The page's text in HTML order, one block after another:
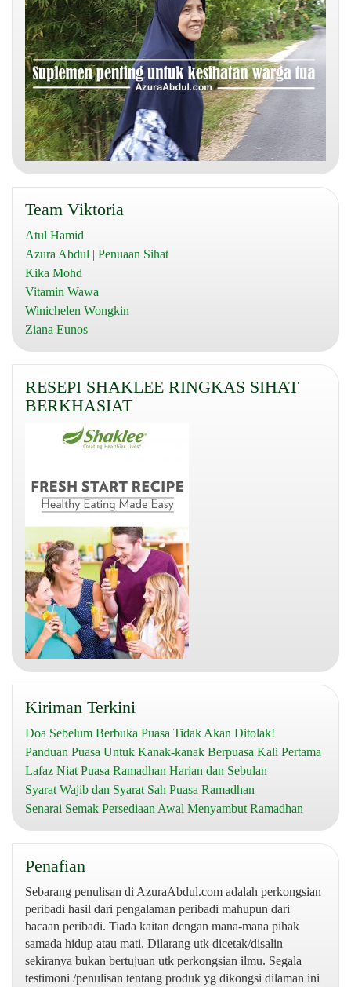
Team Viktoria
Atul Hamid
Azura Abdul | Penuaan Sihat
Kika Mohd
Vitamin Wawa
Winichelen Wongkin
Ziana Eunos
RESEPI SHAKLEE RINGKAS SIHAT
BERKHASIAT
Kiriman Terkini
Doa Sebelum Berbuka Puasa Tidak Akan Ditolak!
Panduan Puasa Untuk Kanak-kanak Berpuasa Kali Pertama
Lafaz Niat Puasa Ramadhan Harian dan Sebulan
Syarat Wajib dan Syarat Sah Puasa Ramadhan
Senarai Semak Persediaan Awal Menyambut Ramadhan
Penafian
Sebarang penulisan di AzuraAbdul.com adalah perkongsian
peribadi hasil dari pengalaman peribadi mahupun dari
bacaan peribadi. Tiada kaitan dengan mana-mana pihak
samada hidup atau mati. Dilarang utk dicetak/disalin
sekiranya bukan bertujuan utk perkongsian ilmu. Segala
testimoni /penulisan tentang produk yg dikongsi dilaman ini